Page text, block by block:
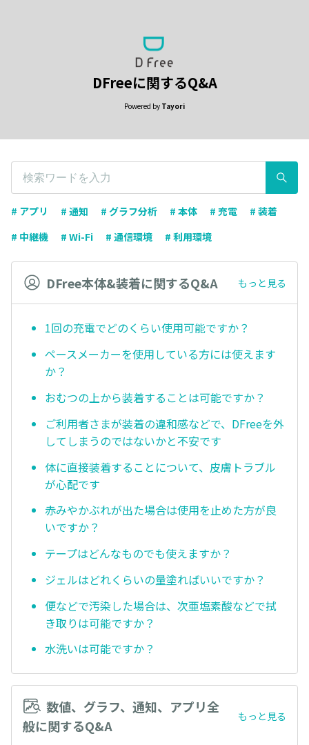
DFreeに関するQ&A
Powered by Tayori
# アプリ # 通知 # グラフ分析 # 本体 # 充電
# 装着
# 中継機
# Wi-Fi # 通信環境 # 利用環境
DFree本体&装着に関するQ&A もっと見る
1回の充電でどのくらい使用可能ですか？
ペースメーカーを使用している方には使えます
か？
おむつの上から装着することは可能ですか？
ご利用者さまが装着の違和感などで、DFreeを外
してしまうのではないかと不安です
体に直接装着することについて、皮膚トラブル
が心配です
赤みやかぶれが出た場合は使用を止めた方が良
いですか？
テープはどんなものでも使えますか？
ジェルはどれくらいの量塗ればいいですか？
便などで汚染した場合は、次亜塩素酸などで拭
き取りは可能ですか？
水洗いは可能ですか？
数値、グラフ、通知、アプリ全
般に関するQ&A
もっと見る